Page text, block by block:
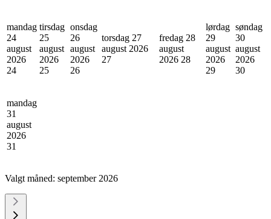
mandag
24
august
2026
24
tirsdag
25
august
2026
25
onsdag
26
august
2026
26
torsdag 27
august 2026
27
fredag 28
august
2026 28
lørdag
29
august
2026
29
søndag
30
august
2026
30
mandag
31
august
2026
31
Valgt måned: september 2026